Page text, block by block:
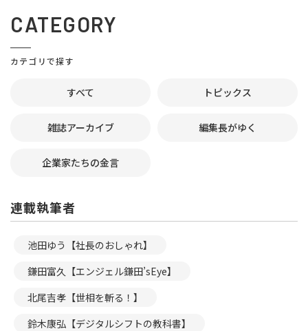
CATEGORY
カテゴリで探す
すべて トピックス
雑誌アーカイブ 編集長がゆく
企業家たちの金言
連載執筆者
池田ゆう【社長のおしゃれ】
鎌田富久【エンジェル鎌田’sEye】
北尾吉孝【世相を斬る！】
鈴木康弘【デジタルシフトの教科書】